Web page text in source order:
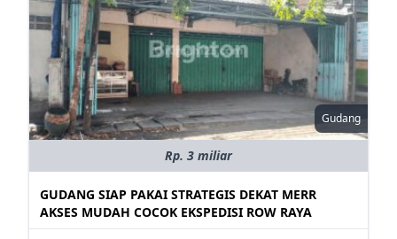
Gudang
Rp. 3 miliar
GUDANG SIAP PAKAI STRATEGIS DEKAT MERR
AKSES MUDAH COCOK EKSPEDISI ROW RAYA